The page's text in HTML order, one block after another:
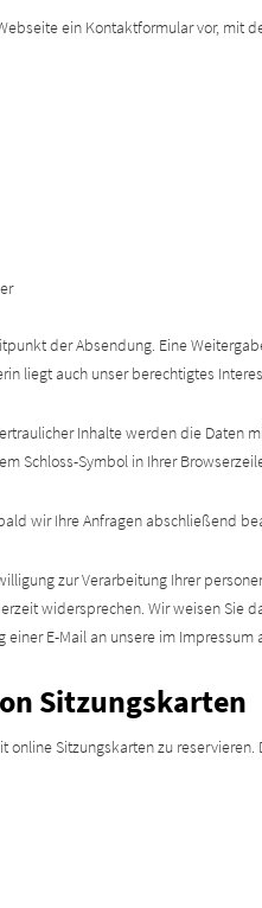
ein Kontaktformular vor, mit
der Absendung. Eine
liegt auch unser berechtigtes
Inhalte werden die Daten
Schloss-Symbol in Ihrer
wir Ihre Anfragen abschließend
zur Verarbeitung Ihrer
widersprechen. Wir weisen Sie
einer E-Mail an unsere im
Sitzungskarten
online Sitzungskarten zu